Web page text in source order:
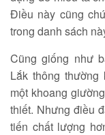
Điều này cũng
trong danh sách
Cũng giống như
Lắk thông
một khoang
thiết. Nhưng điều
tiến chất lượng